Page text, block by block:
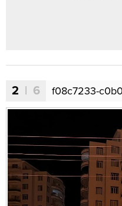
2 | 6 f08c7233-